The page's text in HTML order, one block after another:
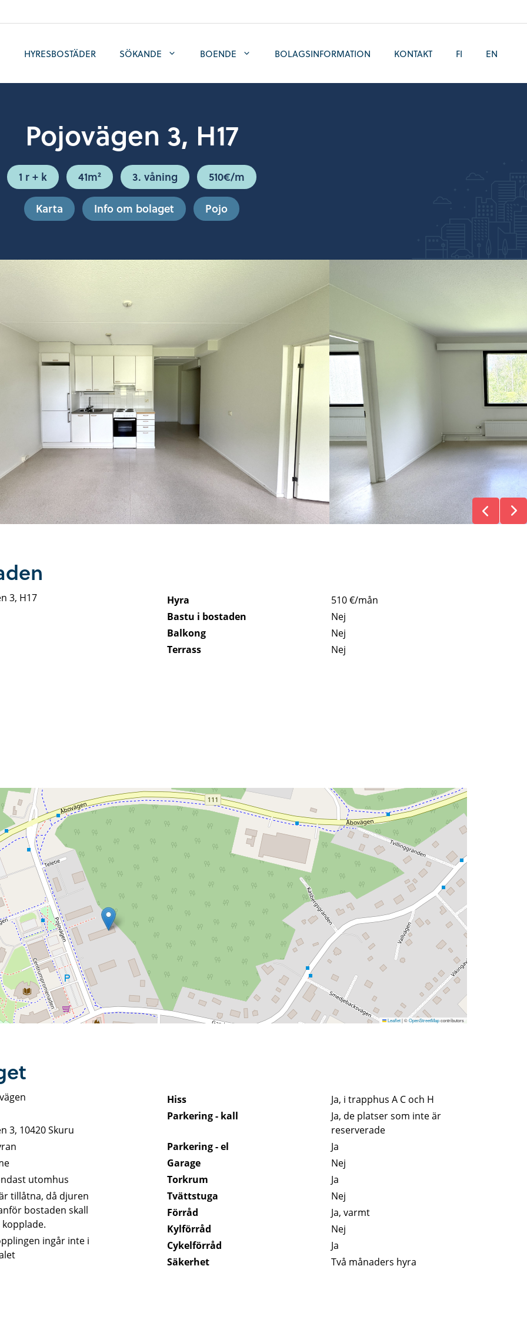
HYRESBOSTÄDER SÖKANDE BOENDE BOLAGSINFORMATION KONTAKT FI EN
Pojovägen 3, H17
1 r + k 41m² 3. våning
510€/m
Karta
Info om bolaget Pojo
3, H17 Hyra
510 €/mån
Bastu i bostaden
Nej
Balkong
Nej
Terrass
Nej
Leaflet|©OpenStreetMapcontributors
3, 10420 Skuru
utomhus
tillåtna, då djuren
bostaden skall
ingår inte i
Hiss
Ja, i trapphus A C och H
Parkering - kall
Ja, de platser som inte är
reserverade
Parkering - el
Ja
Garage
Nej
Torkrum
Ja
Tvättstuga
Nej
Förråd
Ja, varmt
Kylförråd
Nej
Cykelförråd
Ja
Säkerhet
Två månaders hyra